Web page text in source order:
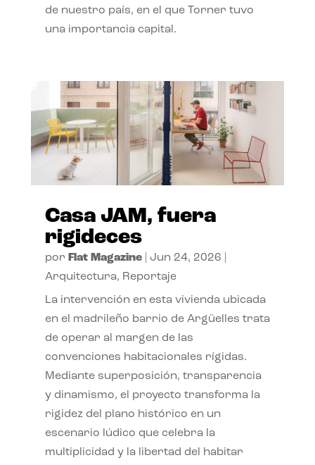
de nuestro país, en el que Torner tuvo
una importancia capital.
Casa JAM, fuera
rigideces
por Flat Magazine| Jun 24, 2026
Arquitectura, Reportaje
La intervención en esta vivienda ubicada
en el madrileño barrio de Argüelles trata
de operar al margen de las
convenciones habitacionales rígidas.
Mediante superposición, transparencia
y dinamismo, el proyecto transforma la
rigidez del plano histórico en un
escenario lúdico que celebra la
multiplicidad y la libertad del habitar